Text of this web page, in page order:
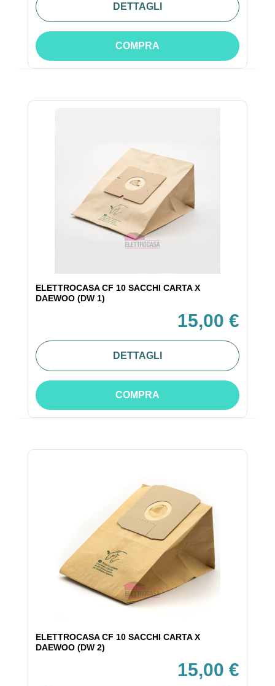
DETTAGLI
COMPRA
ELETTROCASA CF 10 SACCHI CARTA X
DAEWOO (DW 1)
15,00 €
DETTAGLI
COMPRA
ELETTROCASA CF 10 SACCHI CARTA X
DAEWOO (DW 2)
15,00 €